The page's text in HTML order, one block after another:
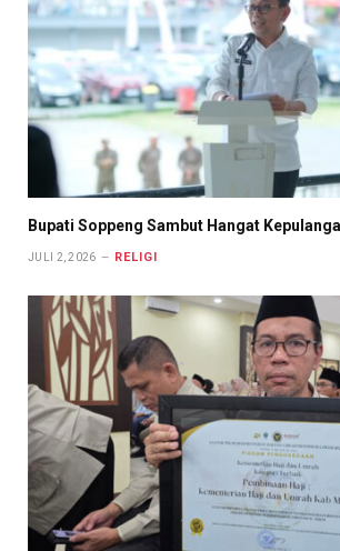
Bupati Soppeng Sambut Hangat
JULI 2, 2026 RELIGI